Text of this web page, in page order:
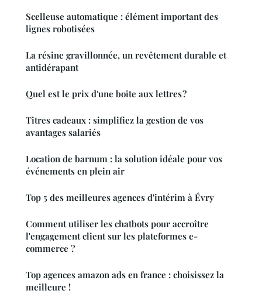
Scelleuse automatique : élément important des
lignes robotisées
La résine gravillonnée, un revêtement durable et
antidérapant
Quel est le prix d'une boite aux lettres ?
Titres cadeaux : simplifiez la gestion de vos
avantages salariés
Location de barnum : la solution idéale pour vos
événements en plein air
Top 5 des meilleures agences d'intérim à Évry
Comment utiliser les chatbots pour accroître
l'engagement client sur les plateformes e-
commerce ?
Top agences amazon ads en france : choisissez la
meilleure !